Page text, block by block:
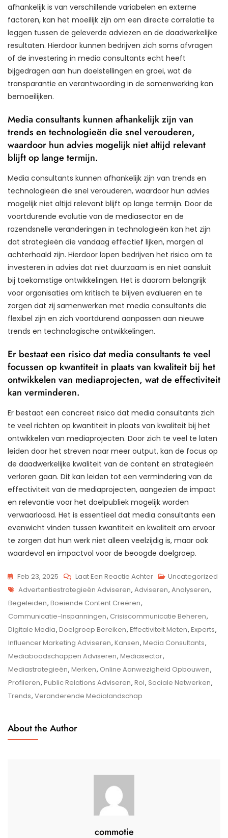
afhankelijk is van verschillende variabelen en externe
factoren, kan het moeilijk zijn om een directe correlatie te
leggen tussen de geleverde adviezen en de daadwerkelijke
resultaten. Hierdoor kunnen bedrijven zich soms afvragen
of de investering in media consultants echt heeft
bijgedragen aan hun doelstellingen en groei, wat de
transparantie en verantwoording in de samenwerking kan
bemoeilijken.
Media consultants kunnen afhankelijk zijn van
trends en technologieën die snel verouderen,
waardoor hun advies mogelijk niet altijd relevant
blijft op lange termijn.
Media consultants kunnen afhankelijk zijn van trends en
technologieën die snel verouderen, waardoor hun advies
mogelijk niet altijd relevant blijft op lange termijn. Door de
voortdurende evolutie van de mediasector en de
razendsnelle veranderingen in technologieën kan het zijn
dat strategieën die vandaag effectief lijken, morgen al
achterhaald zijn. Hierdoor lopen bedrijven het risico om te
investeren in advies dat niet duurzaam is en niet aansluit
bij toekomstige ontwikkelingen. Het is daarom belangrijk
voor organisaties om kritisch te blijven evalueren en te
zorgen dat zij samenwerken met media consultants die
flexibel zijn en zich voortdurend aanpassen aan nieuwe
trends en technologische ontwikkelingen.
Er bestaat een risico dat media consultants te veel
focussen op kwantiteit in plaats van kwaliteit bij het
ontwikkelen van mediaprojecten, wat de effectiviteit
kan verminderen.
Er bestaat een concreet risico dat media consultants zich
te veel richten op kwantiteit in plaats van kwaliteit bij het
ontwikkelen van mediaprojecten. Door zich te veel te laten
leiden door het streven naar meer output, kan de focus op
de daadwerkelijke kwaliteit van de content en strategieën
verloren gaan. Dit kan leiden tot een vermindering van de
effectiviteit van de mediaprojecten, aangezien de impact
en relevantie voor het doelpubliek mogelijk worden
verwaarloosd. Het is essentieel dat media consultants een
evenwicht vinden tussen kwantiteit en kwaliteit om ervoor
te zorgen dat hun werk niet alleen veelzijdig is, maar ook
waardevol en impactvol voor de beoogde doelgroep.
Feb 23, 2025 Laat Een Reactie AchterOp
De
Rol
Van
Media
Consultants
In
Het
Uncategorized
Tags
Advertentiestrategieën Adviseren, Adviseren, Analyseren,
Begeleiden, Boeiende Content Creëren,
Communicatie-Inspanningen, Crisiscommunicatie Beheren,
Digitale Media, Doelgroep Bereiken, Effectiviteit Meten, Experts,
Influencer Marketing Adviseren, Kansen, Media Consultants,
Mediaboodschappen Adviseren, Mediasector,
Mediastrategieën, Merken, Online Aanwezigheid Opbouwen,
Profileren, Public Relations Adviseren, Rol, Sociale Netwerken,
Trends, Veranderende Medialandschap
About the Author
commotie